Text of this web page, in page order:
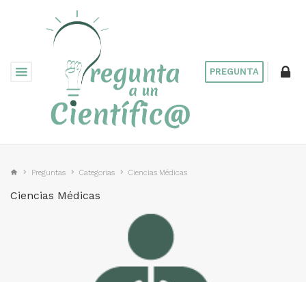
PREGUNTA
Preguntas Categorias Ciencias Médicas
Ciencias Médicas